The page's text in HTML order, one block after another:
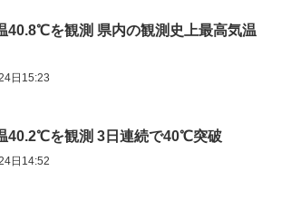
40.8℃を観測 県内の観測史上最高気温
日15:23
40.2℃を観測 3日連続で40℃突破
日14:52